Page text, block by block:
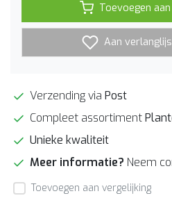
Toevoegen
Aan
Verzending via Post
Compleet assortiment
Unieke kwaliteit
Meer informatie? Neem
Toevoegen aan vergelijking